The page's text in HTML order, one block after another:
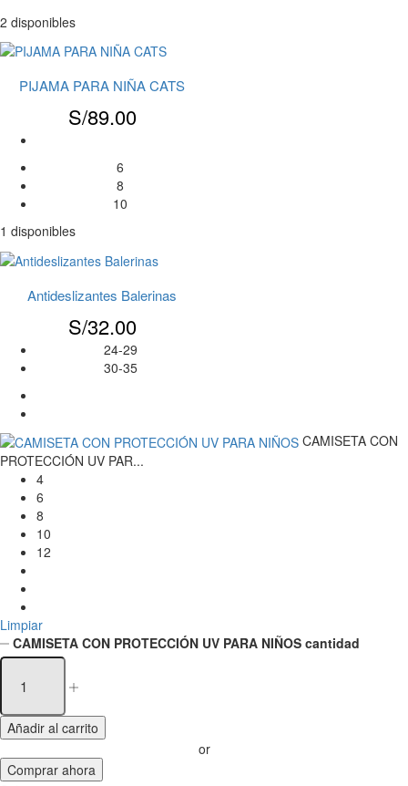
2 disponibles
PIJAMA PARA NIÑA CATS
S/89.00
6
8
10
1 disponibles
Antideslizantes Balerinas
S/32.00
24-29
30-35
CAMISETA CON
PROTECCIÓN UV PAR...
4
6
8
10
12
Limpiar
CAMISETA CON PROTECCIÓN UV PARA NIÑOS cantidad
Añadir al carrito
or
Comprar ahora